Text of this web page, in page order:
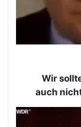
Wir
auch